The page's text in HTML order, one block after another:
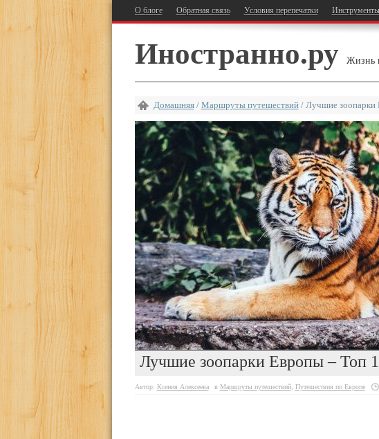
О блоге Обратная связь Условия перепечатки
Иностранно.ру Жизнь
Домашняя/ Маршруты путешествий/ Лучшие зоопарки
Лучшие зоопарки Европы – Топ
Автор: Ксения Алексеева в Маршруты путешествий, Путешествия по Европе